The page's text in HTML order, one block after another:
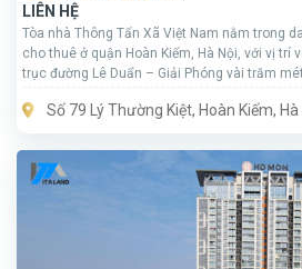
LIÊN HỆ
Tòa nhà Thông Tấn Xã Việt Nam nằm trong
cho thuê ở quận Hoàn Kiếm, Hà Nội, với vị trí
trục đường Lê Duẩn – Giải Phóng vài trăm
Số 79 Lý Thường Kiệt, Hoàn Kiếm, Hà